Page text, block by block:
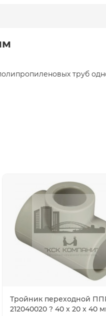
труб
Тройник переходной
212040020 ? 40 x 20 x 40